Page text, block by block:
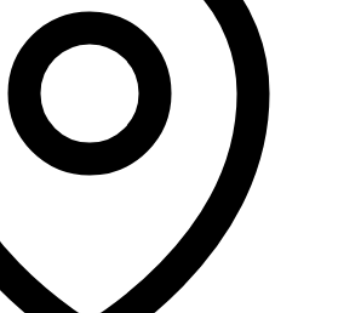
відповідальні за контактування з
укладення договорів
мову
жестову мову
вивчення жестових мов різних країн
мова для поліцейських"
схеми
військовим
жестовою мовою